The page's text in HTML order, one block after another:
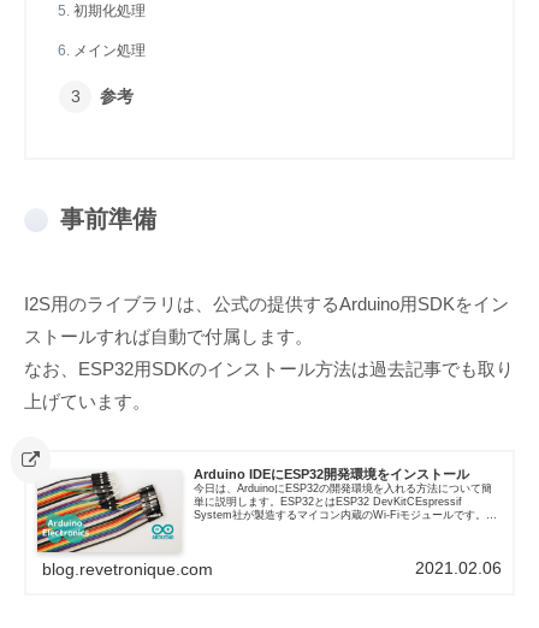
初期化処理
メイン処理
参考
事前準備
I2S用のライブラリは、公式の提供するArduino用SDKをイン
ストールすれば自動で付属します。
なお、ESP32用SDKのインストール方法は過去記事でも取り
上げています。
Arduino IDEにESP32開発環境をインストール
今日は、ArduinoにESP32の開発環境を入れる方法について簡
単に説明します。ESP32とはESP32 DevKitCEspressif
System社が製造するマイコン内蔵のWi-Fiモジュールです。同
blog.revetronique.com 2021.02.06